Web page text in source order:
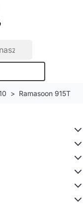
Ramasoon 915T